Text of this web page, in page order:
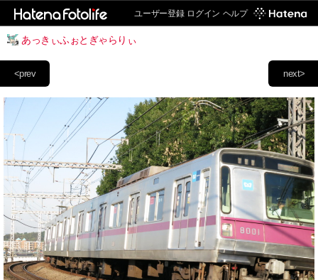
ユーザー登録 ログイン ヘルプ
あっきぃふぉとぎゃらりぃ
next>
<prev